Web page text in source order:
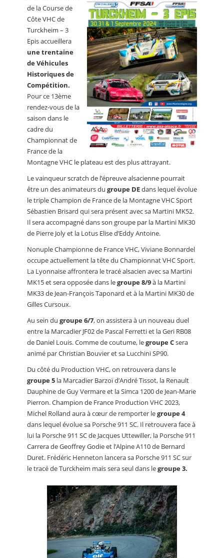
de la Course de
Côte VHC de
Turckheim – 3
Epis accueillera
une trentaine
de Véhicules
Historiques de
Compétition.
Pour ce 13ème
rendez-vous de la
saison dans le
cadre du
Championnat de
France de la
Montagne VHC le plateau est des plus attrayant.
Le vainqueur scratch de l’épreuve alsacienne pourrait
être un des animateurs du groupe DEdans lequel évolue
le triple Champion de France de la Montagne VHC Sport
Sébastien Brisard qui sera présent avec sa Martini MK52.
Il sera accompagné dans son groupe par la Martini MK30
de Pierre Joly et la Lotus Elise d’Eddy Antoine.
Nonuple Championne de France VHC, Viviane Bonnardel
occupe actuellement la tête du Championnat VHC Sport.
La Lyonnaise affrontera le tracé alsacien avec sa Martini
MK15 et sera opposée dans legroupe 8/9à la Martini
MK33 de Jean-François Taponard et à la Martini MK30 de
Gilles Cursoux.
Au sein du groupe 6/7, on assistera à un nouveau duel
entre la Marcadier JF02 de Pascal Ferretti et la Geri RB08
de Daniel Louis. Comme de coutume, legroupe Csera
animé par Christian Bouvier et sa Lucchini SP90.
Du côté du Production VHC, on retrouvera dans le
groupe 5 la Marcadier Barzoï d’André Tissot, la Renault
Dauphine de Guy Vermare et la Simca 1200 de Jean-Marie
Pierron. Champion de France Production VHC 2023,
Michel Rolland aura à cœur de remporter legroupe 4
dans lequel évolue sa Porsche 911 SC. Il retrouvera face à
lui la Porsche 911 SC de Jacques Uttewiller, la Porsche 911
Carrera de Geoffrey Godie et l’Alpine A110 de Bernard
Duret. Frédéric Henneton lancera sa Porsche 911 SC sur
le tracé de Turckheim mais sera seul dans legroupe 3.